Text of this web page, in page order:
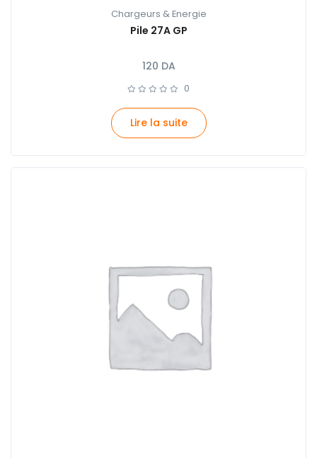
Chargeurs & Energie
Pile 27A GP
120 DA
0
Lire la suite